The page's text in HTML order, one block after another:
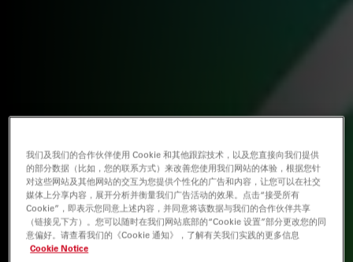
我们及我们的合作伙伴使用 Cookie 和其他跟踪技术，以及您直接向我们提供
的部分数据（比如，您的联系方式）来改善您使用我们网站的体验，根据您针
对这些网站及其他网站的交互为您提供个性化的广告和内容，让您可以在社交
媒体上分享内容，展开分析并衡量我们广告活动的效果。点击“接受所有
Cookie”，即表示您同意上述内容，并同意将该数据与我们的合作伙伴共享
（链接见下方）。您可以随时在我们网站底部的“Cookie 设置”部分更改您的同
意偏好。请查看我们的《Cookie 通知》，了解有关我们实践的更多信息
Cookie Notice